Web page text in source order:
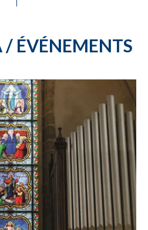
/ ÉVÉNEMENTS